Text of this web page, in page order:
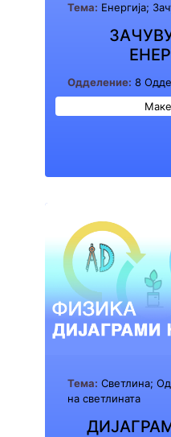
Тема: Енергија;
Одделение: 8
Тема: Светлина;
на светлината